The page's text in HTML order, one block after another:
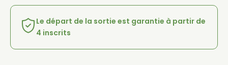
Le départ de la sortie est garantie à partir de
4 inscrits